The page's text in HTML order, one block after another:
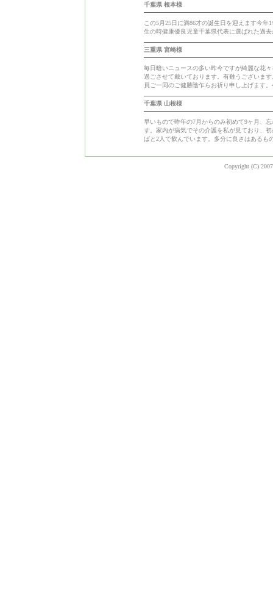
千葉県 根本様
この5月25日に満86才の誕生日を迎えます今
生の時健康優良児童千葉県代表に選ばれた過
三重県 宮崎様
毎日暗いニュースの多い昨今ですが綺麗な花
過ごさせて戴いております。有難うございま
員ご一同のご健勝陰乍らお祈り申し上げます。
千葉県 山根様
早いもので昨年の7月からのみ初めて9ヶ月、
す。家内が病気でその介護を私が見ており、
ばと2人で飲んでいます。多分に良さはあるも
Copyright (C)